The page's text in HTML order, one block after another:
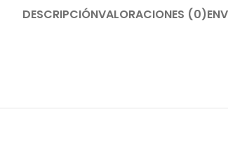
DESCRIPCIÓNVALORACIONES (0)